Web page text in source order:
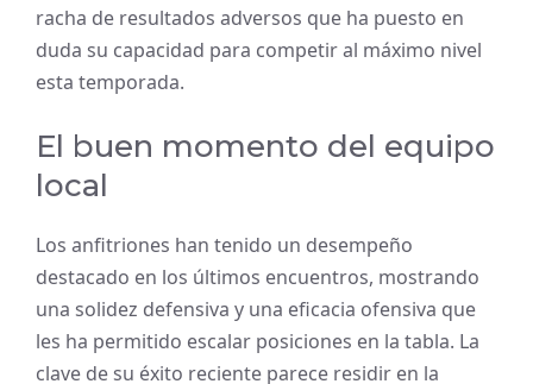
racha de resultados adversos que ha puesto en
duda su capacidad para competir al máximo nivel
esta temporada.
El buen momento del equipo
local
Los anfitriones han tenido un desempeño
destacado en los últimos encuentros, mostrando
una solidez defensiva y una eficacia ofensiva que
les ha permitido escalar posiciones en la tabla. La
clave de su éxito reciente parece residir en la